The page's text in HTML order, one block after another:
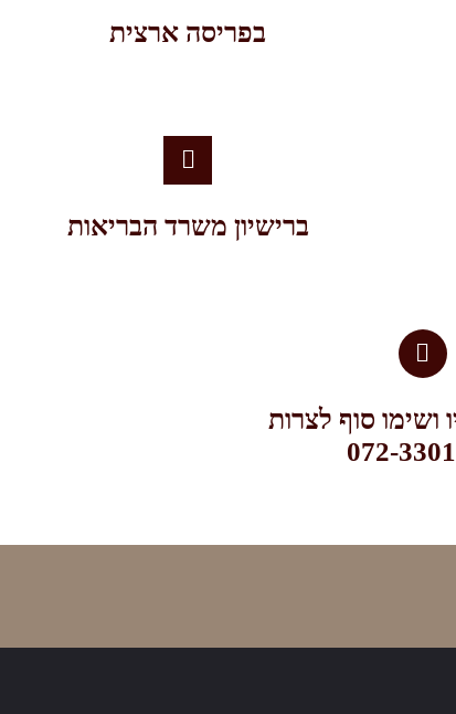
בפריסה ארצית
ברישיון משרד הבריאות
ושימו סוף לצרות
072-